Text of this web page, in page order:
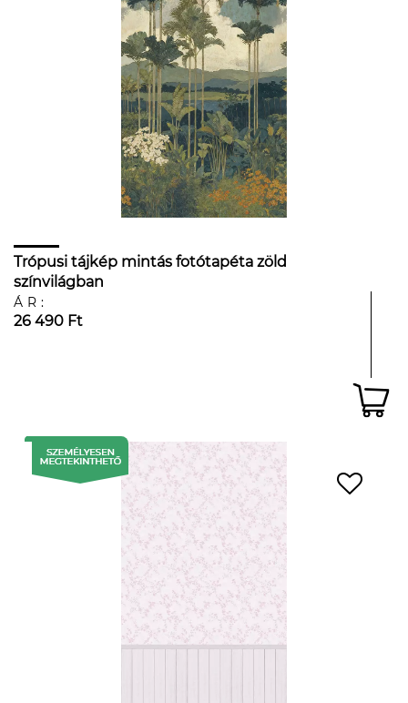
Trópusi tájkép mintás fotótapéta zöld
színvilágban
ÁR:
26 490 Ft